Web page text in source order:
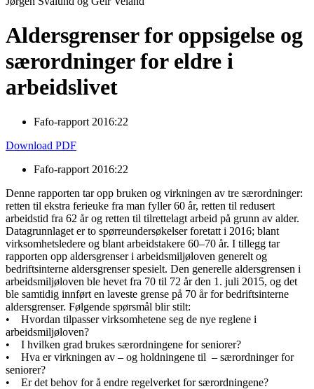
Aldersgrenser for oppsigelse og
særordninger for eldre i
arbeidslivet
Fafo-rapport 2016:22
Download PDF
Fafo-rapport 2016:22
Denne rapporten tar opp bruken og virkningen av tre særordninger:
retten til ekstra ferieuke fra man fyller 60 år, retten til redusert
arbeidstid fra 62 år og retten til tilrettelagt arbeid på grunn av alder.
Datagrunnlaget er to spørreundersøkelser foretatt i 2016; blant
virksomhetsledere og blant arbeidstakere 60–70 år. I tillegg tar
rapporten opp aldersgrenser i arbeidsmiljøloven generelt og
bedriftsinterne aldersgrenser spesielt. Den generelle aldersgrensen i
arbeidsmiljøloven ble hevet fra 70 til 72 år den 1. juli 2015, og det
ble samtidig innført en laveste grense på 70 år for bedriftsinterne
aldersgrenser. Følgende spørsmål blir stilt:
• Hvordan tilpasser virksomhetene seg de nye reglene i
arbeidsmiljøloven?
• I hvilken grad brukes særordningene for seniorer?
• Hva er virkningen av – og holdningene til – særordninger for
seniorer?
• Er det behov for å endre regelverket for særordningene?